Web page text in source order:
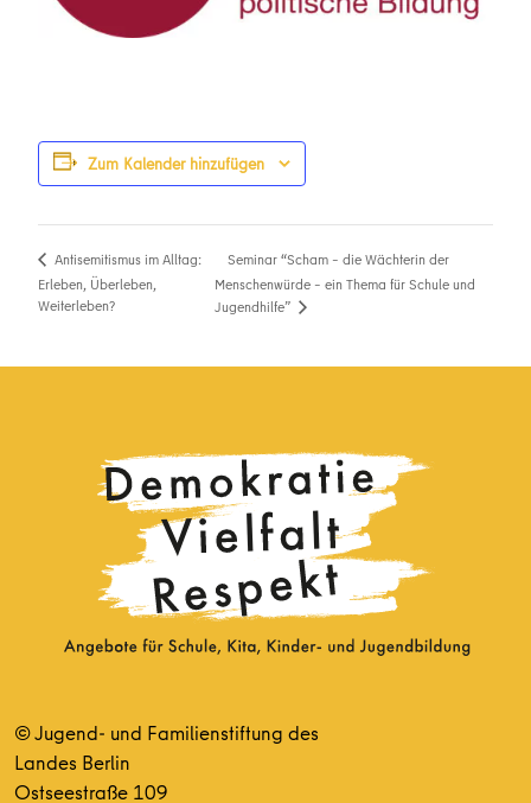
Zum Kalender hinzufügen
Antisemitismus im Alltag:
Erleben, Überleben,
Weiterleben?
Seminar “Scham – die Wächterin der
Menschenwürde – ein Thema für Schule und
Jugendhilfe”
© Jugend- und Familienstiftung des
Landes Berlin
Ostseestraße 109